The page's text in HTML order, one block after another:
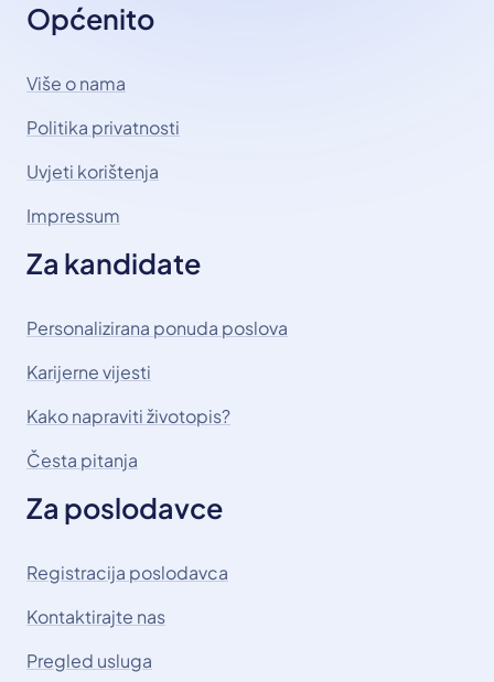
Općenito
Više o nama
Politika privatnosti
Uvjeti korištenja
Impressum
Za kandidate
Personalizirana ponuda poslova
Karijerne vijesti
Kako napraviti životopis?
Česta pitanja
Za poslodavce
Registracija poslodavca
Kontaktirajte nas
Pregled usluga